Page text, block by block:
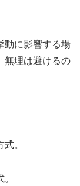
動に影響する場
無理は避けるの
。